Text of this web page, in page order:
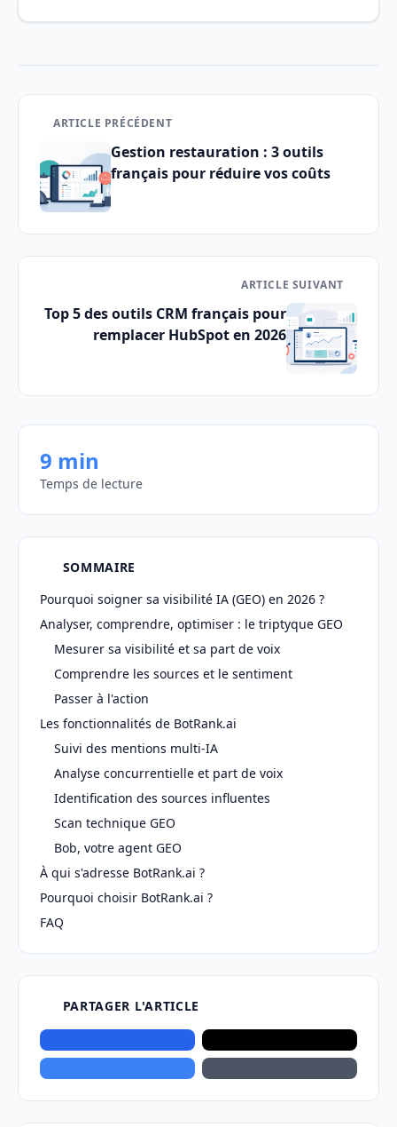
ARTICLE PRÉCÉDENT
Gestion restauration : 3 outils
français pour réduire vos coûts
ARTICLE SUIVANT
Top 5 des outils CRM français pour
remplacer HubSpot en 2026
9 min
Temps de lecture
SOMMAIRE
Pourquoi soigner sa visibilité IA (GEO) en 2026 ?
Analyser, comprendre, optimiser : le triptyque GEO
Mesurer sa visibilité et sa part de voix
Comprendre les sources et le sentiment
Passer à l'action
Les fonctionnalités de BotRank.ai
Suivi des mentions multi-IA
Analyse concurrentielle et part de voix
Identification des sources influentes
Scan technique GEO
Bob, votre agent GEO
À qui s'adresse BotRank.ai ?
Pourquoi choisir BotRank.ai ?
FAQ
PARTAGER L'ARTICLE